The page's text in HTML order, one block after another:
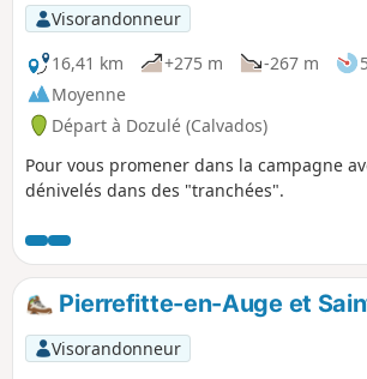
Visorandonneur
16,41 km
+275 m -267 m
Moyenne
Départ à Dozulé (Calvados)
Pour vous promener dans la campagne
dénivelés dans des "tranchées".
Pierrefitte-en-Auge et
Visorandonneur